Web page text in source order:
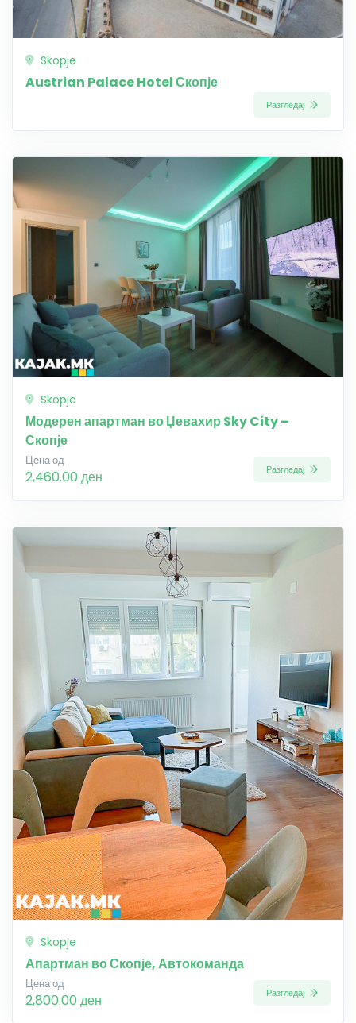
Skopje
Austrian Palace Hotel Скопје
Разгледај
Skopje
Модерен апартман во Џевахир Sky City –
Скопје
Цена од
2,460.00 ден Разгледај
Skopje
Апартман во Скопје, Автокоманда
Цена од
2,800.00 ден Разгледај